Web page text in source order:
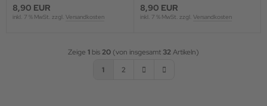
8,90 EUR
inkl. 7 % MwSt. zzgl. Versandkosten
8,90 EUR
inkl. 7 % MwSt. zzgl. Versandkosten
Zeige 1 bis20 (von insgesamt 32Artikeln)
1
2